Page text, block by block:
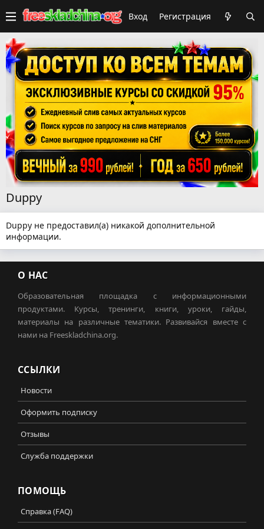
Вход Регистрация
Duppy
Duppy не предоставил(а) никакой дополнительной
информации.
О НАС
Образовательная площадка с информационными
продуктами. Курсы, тренинги, книги, уроки, гайды,
материалы на различные тематики. Развивайся вместе с
нами на Freeskladchina.org.
ССЫЛКИ
Новости
Оформить подписку
Отзывы
Служба поддержки
ПОМОЩЬ
Справка (FAQ)